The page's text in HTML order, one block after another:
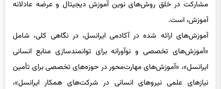
آموزش‌های ارائه شده در آکادمی ایرانسل، در نگاهی کلی، شامل
«آموزش‌های تخصصی و نوآورانه برای توانمندسازی منابع انسانی
ایرانسل»، «آموزش‌های مهارت‌محور در حوزه‌های تخصصی برای تأمین
نیازهای علمی نیروهای انسانی در شرکت‌های همکار ایرانسل»،
«آموزش دیجیتال برای مشتریان ایرانسل در گروه‌های تخصصی
مدیریت حرفه‌ای و فناوری‌اطلاعات و ارتباطات» و «آموزش